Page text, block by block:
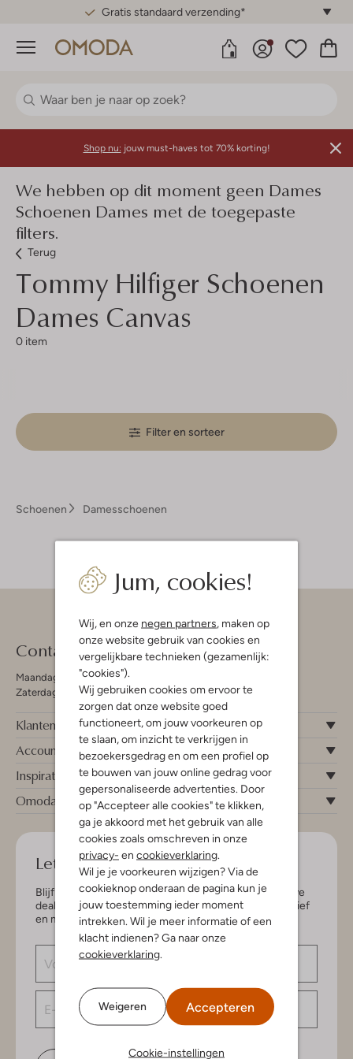
Gratis standaard verzending*
Menu
Jum, cookies!
Wij, en onze negen partners , maken op
onze website gebruik van cookies en
vergelijkbare technieken (gezamenlijk:
"cookies").
Wij gebruiken cookies om ervoor te
zorgen dat onze website goed
functioneert, om jouw voorkeuren op
te slaan, om inzicht te verkrijgen in
bezoekersgedrag en om een profiel op
te bouwen van jouw online gedrag voor
gepersonaliseerde advertenties. Door
op "Accepteer alle cookies" te klikken,
ga je akkoord met het gebruik van alle
cookies zoals omschreven in onze
privacy- en cookieverklaring
Wil je je voorkeuren wijzigen? Via de
cookieknop onderaan de pagina kun je
jouw toestemming ieder moment
intrekken. Wil je meer informatie of een
klacht indienen? Ga naar onze
cookieverklaring
Weigeren Accepteren
Cookie-instellingen
Shop nu: jouw must-haves tot 70% korting!
We hebben op dit moment geen Dames
Schoenen Dames met de toegepaste
filters.
Terug
Tommy Hilfiger Schoenen
Dames Canvas
0 item
Filter en sorteer
Schoenen Damesschoenen
Contact
Maandag - Vrijdag 09:00 - 19:00 uur
Zaterdag 09:00 - 17:00 uur
Klantenservice
Account
Inspiratie
Omoda
Let's keep in touch!
Blijf op de hoogte van de nieuwste items en exclusieve
deals, speciaal voor jou. Schrijf je in voor de nieuwsbrief
en maak kans op € 150,- shoptegoed.